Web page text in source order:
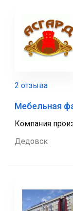
2 отзыва
Мебельная
Компания
Дедовск